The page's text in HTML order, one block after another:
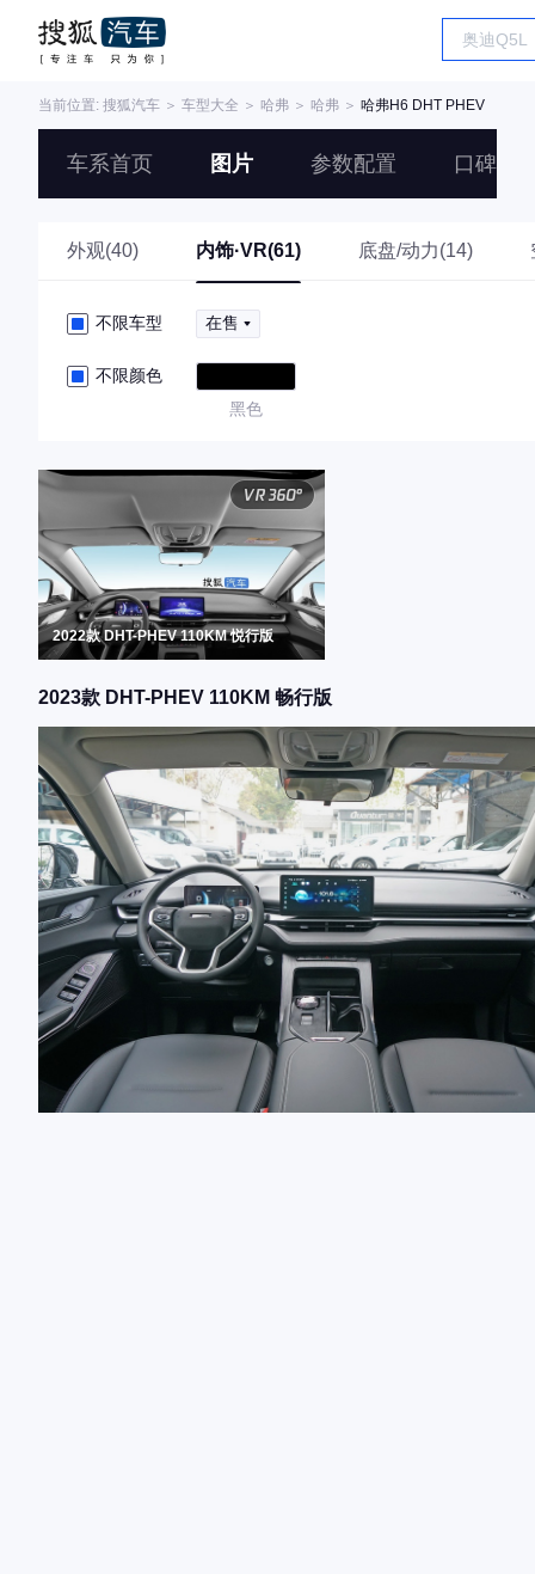
当前位置: 搜狐汽车 ＞ 车型大全 ＞ 哈弗 ＞ 哈弗 ＞ 哈弗H6 DHT PHEV
车系首页 图片 参数配置 口碑
外观(40) 内饰·VR(61) 底盘/动力(14)
不限车型 在售
不限颜色
黑色
2022款 DHT-PHEV 110KM 悦行版
2023款 DHT-PHEV 110KM 畅行版